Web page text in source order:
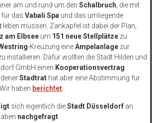
am und rund um den Schalbruch, die mit
das Vabali Spaund das umliegende
leben müssen. Zankapfel ist dabei der Plan,
am Elbseeum 151 neue Stellplätzezu
-Kreuzung eineAmpelanlagezur
installieren. Dafür wollten die Stadt Hilden und
GmbH einen Kooperationsvertrag
Stadtrathat aber eine Abstimmung für
haben berichtet.
sich eigentlich dieStadt Düsseldorfan
nachgefragt.